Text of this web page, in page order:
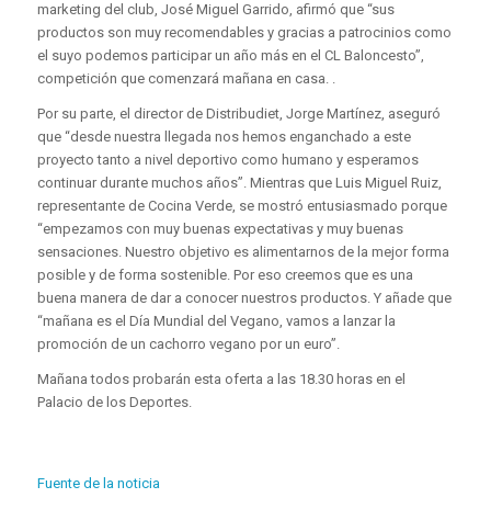
marketing del club, José Miguel Garrido, afirmó que “sus
productos son muy recomendables y gracias a patrocinios como
el suyo podemos participar un año más en el CL Baloncesto”,
competición que comenzará mañana en casa. .
Por su parte, el director de Distribudiet, Jorge Martínez, aseguró
que “desde nuestra llegada nos hemos enganchado a este
proyecto tanto a nivel deportivo como humano y esperamos
continuar durante muchos años”. Mientras que Luis Miguel Ruiz,
representante de Cocina Verde, se mostró entusiasmado porque
“empezamos con muy buenas expectativas y muy buenas
sensaciones. Nuestro objetivo es alimentarnos de la mejor forma
posible y de forma sostenible. Por eso creemos que es una
buena manera de dar a conocer nuestros productos. Y añade que
“mañana es el Día Mundial del Vegano, vamos a lanzar la
promoción de un cachorro vegano por un euro”.
Mañana todos probarán esta oferta a las 18.30 horas en el
Palacio de los Deportes.
Fuente de la noticia